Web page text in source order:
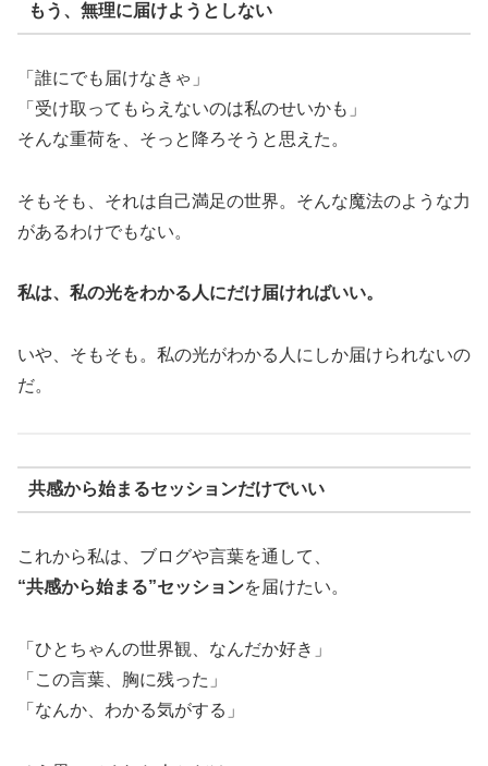
もう、無理に届けようとしない
「誰にでも届けなきゃ」
「受け取ってもらえないのは私のせいかも」
そんな重荷を、そっと降ろそうと思えた。
そもそも、それは自己満足の世界。そんな魔法のような力
があるわけでもない。
私は、私の光をわかる人にだけ届ければいい。
いや、そもそも。私の光がわかる人にしか届けられないの
だ。
共感から始まるセッションだけでいい
これから私は、ブログや言葉を通して、
“共感から始まる”セッションを届けたい。
「ひとちゃんの世界観、なんだか好き」
「この言葉、胸に残った」
「なんか、わかる気がする」